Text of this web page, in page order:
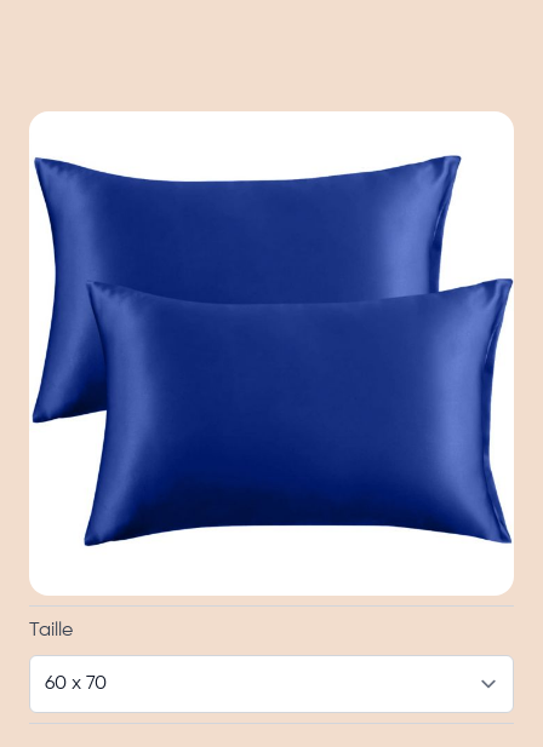
Taie d'oreiller en satin Marine
Blue duo
Description du produit
As-tu des cheveux emmêlés, des nœuds ou la peau
grasse le matin ? Ou veux-tu simplement le meilleur
pour ta peau et tes cheveux ? La taie d'oreiller en satin
de Simply Cosy est un must ! Notre taie d'oreiller en
satin a un effet nourrissant pour la peau et les cheveux.
Commence ta journée rayonnante !
Lire la suite..
Taille